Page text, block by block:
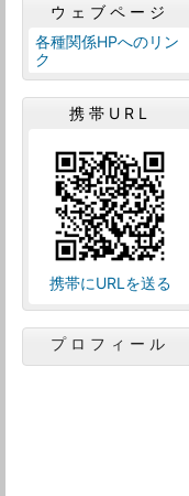
ウェブページ
各種関係HPへのリン
ク
携帯URL
携帯にURLを送る
プロフィール